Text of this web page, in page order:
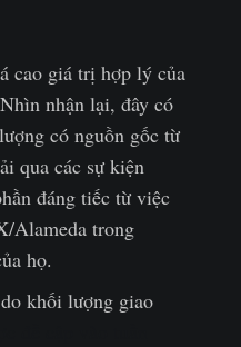
cao giá trị hợp lý của
nhận lại, đây có
có nguồn gốc từ
qua các sự kiện
đáng tiếc từ việc
Alameda trong
họ.
khối lượng giao
đề cập vào tuần